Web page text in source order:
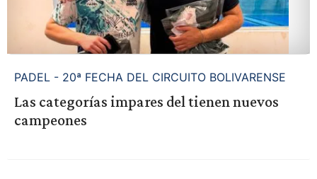
PADEL - 20ª FECHA DEL CIRCUITO BOLIVARENSE
Las categorías impares del tienen nuevos
campeones